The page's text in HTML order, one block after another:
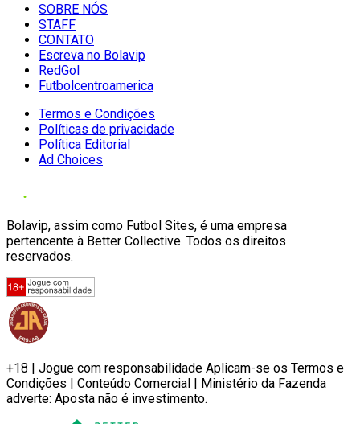
SOBRE NÓS
STAFF
CONTATO
Escreva no Bolavip
RedGol
Futbolcentroamerica
Termos e Condições
Políticas de privacidade
Política Editorial
Ad Choices
Bolavip, assim como Futbol Sites, é uma empresa
pertencente à Better Collective. Todos os direitos
reservados.
+18 | Jogue com responsabilidade Aplicam-se os Termos e
Condições | Conteúdo Comercial | Ministério da Fazenda
adverte: Aposta não é investimento.